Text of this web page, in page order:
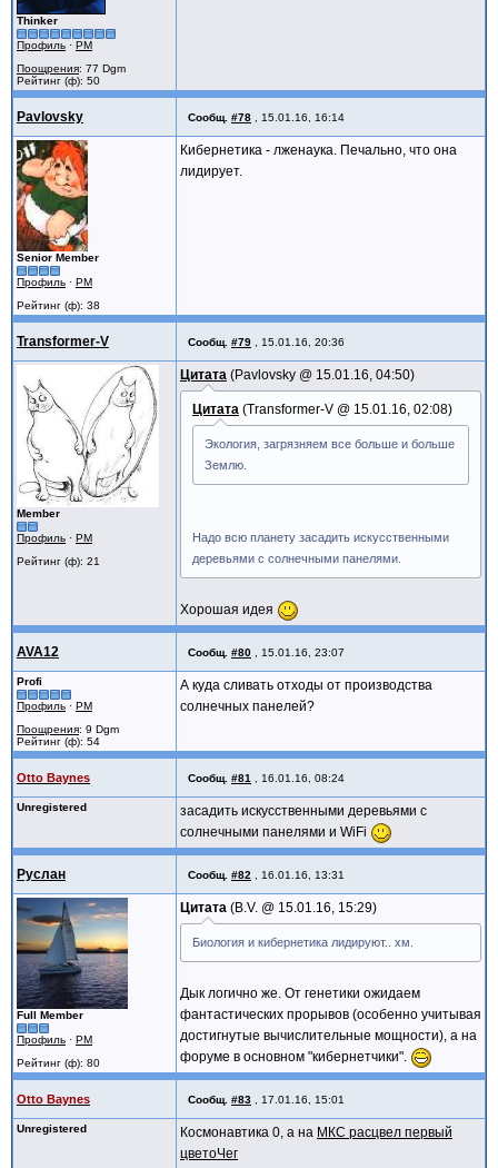
Thinker
Профиль · PM
Поощрения: 77 Dgm
Рейтинг (ф): 50
Pavlovsky Сообщ. #78 15.01.16, 16:14
Senior Member
Профиль · PM
Рейтинг (ф): 38
Кибернетика - лженаука. Печально, что она
лидирует.
Transformer-V Сообщ. #79 15.01.16, 20:36
Member
Профиль · PM
Рейтинг (ф): 21
Цитата Pavlovsky @ 15.01.16, 04:50
Цитата Transformer-V @ 15.01.16, 02:08
Экология, загрязняем все больше и больше
Землю.
Надо всю планету засадить искусственными
деревьями с солнечными панелями.
Хорошая идея
AVA12 Сообщ. #80 15.01.16, 23:07
Profi
Профиль · PM
Поощрения: 9 Dgm
Рейтинг (ф): 54
А куда сливать отходы от производства
солнечных панелей?
Otto Baynes Сообщ. #81 16.01.16, 08:24
Unregistered
засадить искусственными деревьями с
солнечными панелями и WiFi
Руслан Сообщ. #82 16.01.16, 13:31
Full Member
Профиль · PM
Рейтинг (ф): 80
Цитата B.V. @ 15.01.16, 15:29
Биология и кибернетика лидируют.. хм.
Дык логично же. От генетики ожидаем
фантастических прорывов (особенно учитывая
достигнутые вычислительные мощности), а на
форуме в основном "кибернетчики".
Otto Baynes Сообщ. #83 17.01.16, 15:01
Unregistered Космонавтика 0, а на МКС расцвел первый
цветоЧег